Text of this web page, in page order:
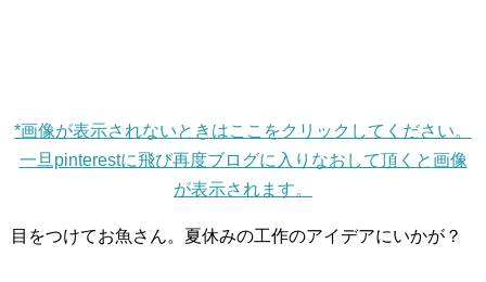
*画像が表示されないときはここをクリックしてください。
一旦pinterestに飛び再度ブログに入りなおして頂くと画像
が表示されます。
目をつけてお魚さん。夏休みの工作のアイデアにいかが？